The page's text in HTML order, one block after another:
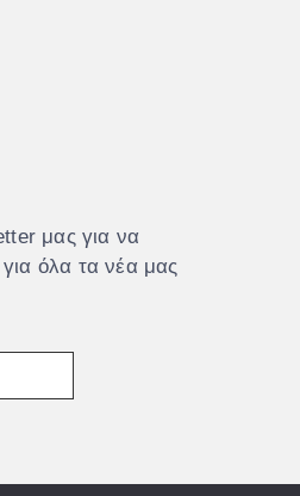
μας για να
όλα τα νέα μας